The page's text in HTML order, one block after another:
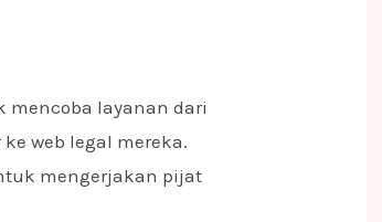
mencoba layanan dari
web legal mereka.
mengerjakan pijat